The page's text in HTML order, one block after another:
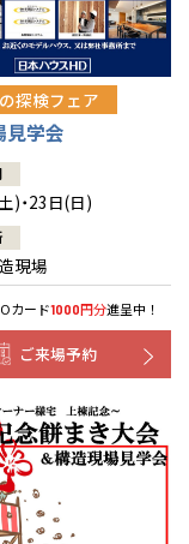
探検フェア
見学会
)・23日(日)
現場
カード1000円分進呈中！
ご来場予約